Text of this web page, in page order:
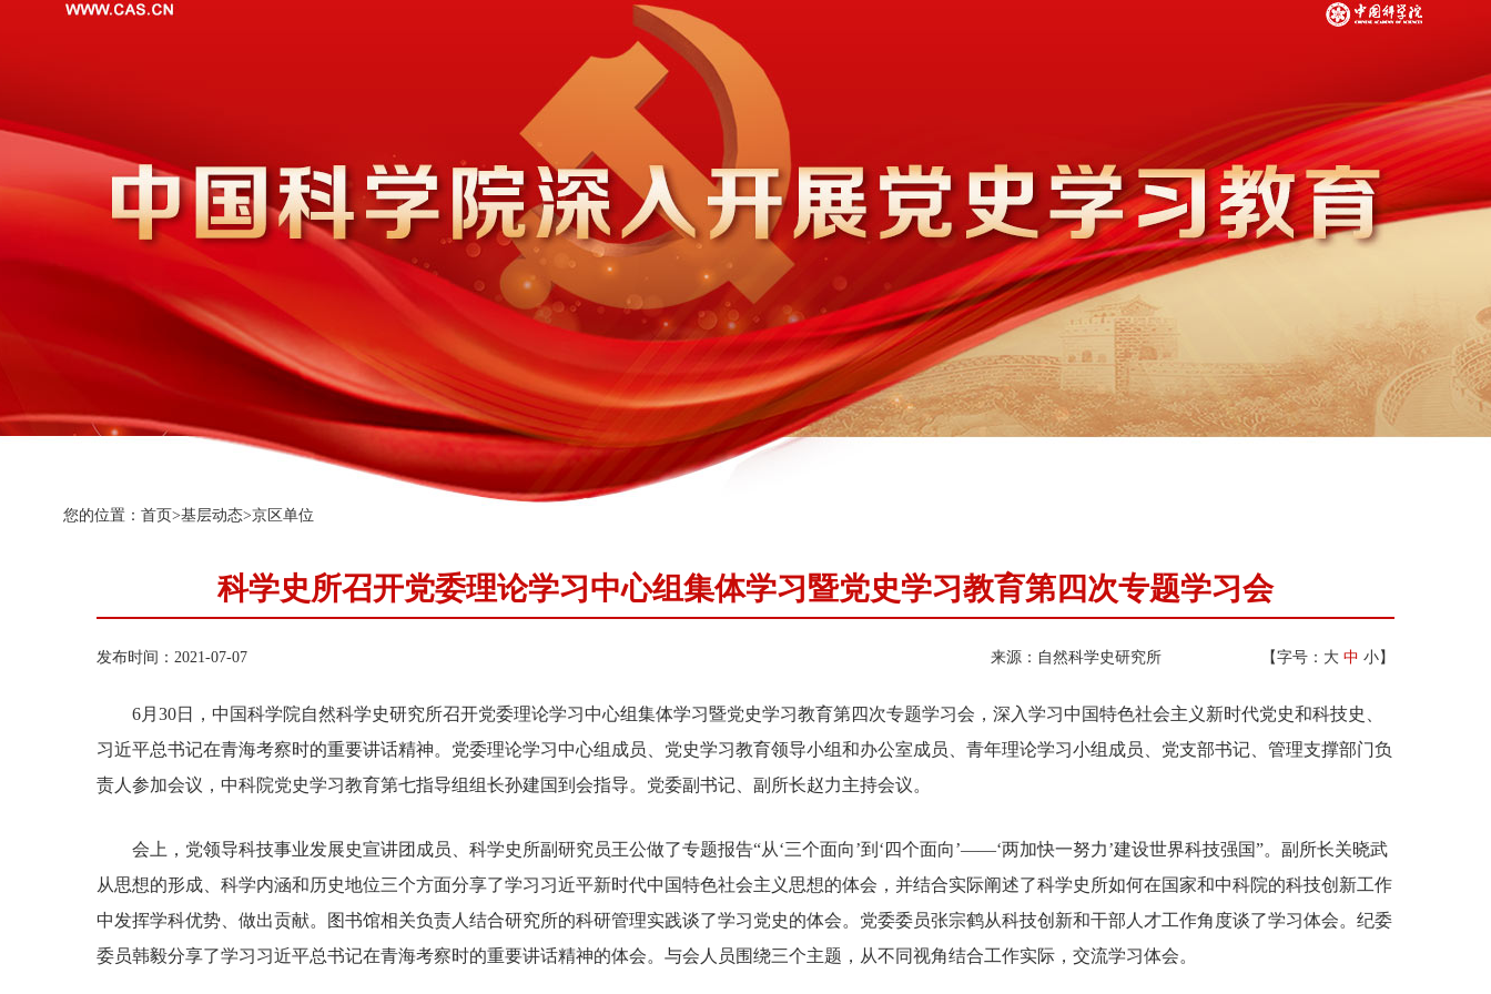
您的位置： 首页>基层动态>京区单位
科学史所召开党委理论学习中心组集体学习暨党史学习教育第四次专题学习会
发布时间：2021-07-07 来源：自然科学史研究所 【字号： 大 中 小】
6月30日，中国科学院自然科学史研究所召开党委理论学习中心组集体学习暨党史学习教育第四次专题学习会，深入学习中国特色社会主义新时代党史和科技史、
习近平总书记在青海考察时的重要讲话精神。党委理论学习中心组成员、党史学习教育领导小组和办公室成员、青年理论学习小组成员、党支部书记、管理支撑部门负
责人参加会议，中科院党史学习教育第七指导组组长孙建国到会指导。党委副书记、副所长赵力主持会议。
会上，党领导科技事业发展史宣讲团成员、科学史所副研究员王公做了专题报告“从‘三个面向’到‘四个面向’——‘两加快一努力’建设世界科技强国”。副所长关晓武
从思想的形成、科学内涵和历史地位三个方面分享了学习习近平新时代中国特色社会主义思想的体会，并结合实际阐述了科学史所如何在国家和中科院的科技创新工作
中发挥学科优势、做出贡献。图书馆相关负责人结合研究所的科研管理实践谈了学习党史的体会。党委委员张宗鹤从科技创新和干部人才工作角度谈了学习体会。纪委
委员韩毅分享了学习习近平总书记在青海考察时的重要讲话精神的体会。与会人员围绕三个主题，从不同视角结合工作实际，交流学习体会。